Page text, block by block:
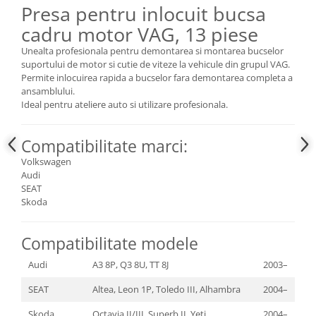
Scule fixare distributie
Alfa romeo
Audi
Bmw
Chevrolet
Chrysler
Dacia
Fiat
Ford
Jaguar
Land Rover
Mazda
Mercedes
Presa pentru inlocuit bucsa
cadru motor VAG, 13 piese
Unealta profesionala pentru demontarea si montarea bucselor
suportului de motor si cutie de viteze la vehicule din grupul VAG.
Permite inlocuirea rapida a bucselor fara demontarea completa a
ansamblului.
Ideal pentru ateliere auto si utilizare profesionala.
Compatibilitate marci:
Volkswagen
Audi
SEAT
Skoda
Compatibilitate modele
Audi A3 8P, Q3 8U, TT 8J
2003–
SEAT
Altea, Leon 1P, Toledo III, Alhambra
2004–